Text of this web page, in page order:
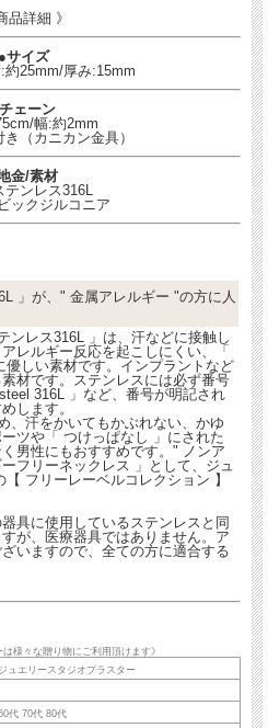
品詳細 》
●サイズ
約25mm/厚み:15mm
ェーン
幅:約2mm
（カニカン金具）
金/素材
ンレス316L
ックジルコニア
」が、" 金属アレルギー "の方に人
ンレス316L 」は、汗などに接触し
レルギー反応を起こしにくい、「
しい素材です。インプラントなど
材です。ステンレスには必ず番号
316L 」など、番号が明記され
します。
、汗をかいてもかぶれない、かゆ
ツや「 つけっぱなし 」にされた
男性にもおすすめです。" ノンア
フリーネックレス 」として、ジュ
フリーレーベルコレクション 】
具に使用しているステンレスと同
が、医療器具ではありません。ア
いますので、全ての方に適合する
は様々な贈り物にご利用頂けます》
ュエリースタジオプラスター
代 70代 80代